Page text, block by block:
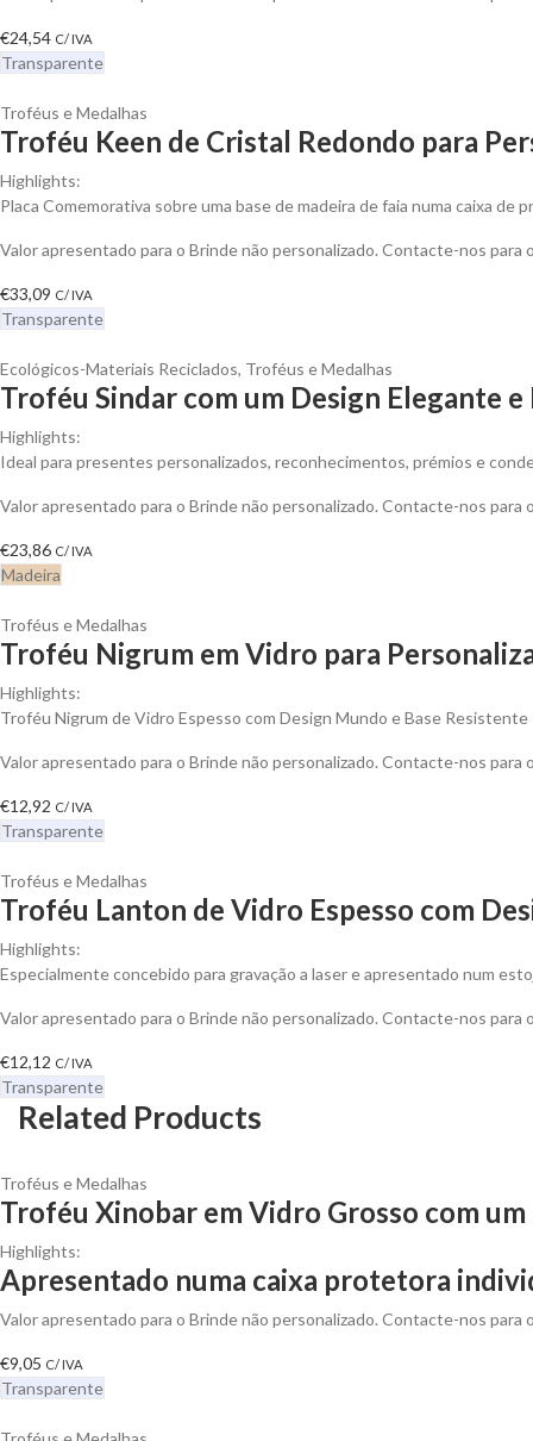
€24,54 C/ IVA
Transparente
Troféus e Medalhas
Troféu Keen de Cristal Redondo para
Highlights:
Placa Comemorativa sobre uma base de madeira de faia numa caixa de
Valor apresentado para o Brinde não personalizado. Contacte-nos
€33,09 C/ IVA
Transparente
Ecológicos-Materiais Reciclados, Troféus e Medalhas
Troféu Sindar com um Design Elegante
Highlights:
Ideal para presentes personalizados, reconhecimentos, prémios e
Valor apresentado para o Brinde não personalizado. Contacte-nos
€23,86 C/ IVA
Madeira
Troféus e Medalhas
Troféu Nigrum em Vidro para
Highlights:
Troféu Nigrum de Vidro Espesso com Design Mundo e Base Resistente
Valor apresentado para o Brinde não personalizado. Contacte-nos
€12,92 C/ IVA
Transparente
Troféus e Medalhas
Troféu Lanton de Vidro Espesso com
Highlights:
Especialmente concebido para gravação a laser e apresentado num
Valor apresentado para o Brinde não personalizado. Contacte-nos
€12,12 C/ IVA
Transparente
Related Products
Troféus e Medalhas
Troféu Xinobar em Vidro Grosso com
Highlights:
Apresentado numa caixa protetora
Valor apresentado para o Brinde não personalizado. Contacte-nos
€9,05 C/ IVA
Transparente